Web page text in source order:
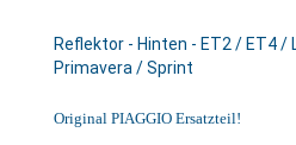
Reflektor - Hinten - ET2 / ET4 /
Primavera / Sprint
Original PIAGGIO Ersatzteil!